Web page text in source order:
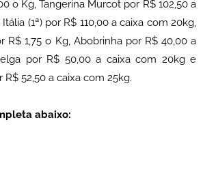
o Kg, Tangerina Murcot por R$ 102,50 a
(1ª) por R$ 110,00 a caixa com 20kg,
R$ 1,75 o Kg, Abobrinha por R$ 40,00 a
por R$ 50,00 a caixa com 20kg e
52,50 a caixa com 25kg.
abaixo: